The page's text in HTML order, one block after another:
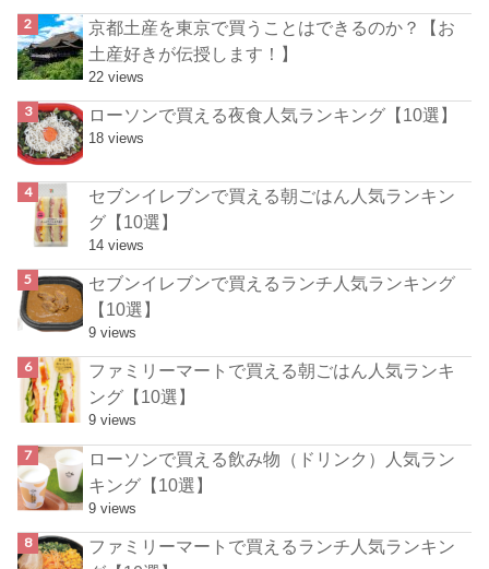
京都土産を東京で買うことはできるのか？【お
土産好きが伝授します！】
22 views
ローソンで買える夜食人気ランキング【10選】
18 views
セブンイレブンで買える朝ごはん人気ランキン
グ【10選】
14 views
セブンイレブンで買えるランチ人気ランキング
【10選】
9 views
ファミリーマートで買える朝ごはん人気ランキ
ング【10選】
9 views
ローソンで買える飲み物（ドリンク）人気ラン
キング【10選】
9 views
ファミリーマートで買えるランチ人気ランキン